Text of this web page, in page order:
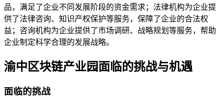
品，满足了企业不同发展阶段的资金需求；法律机构为企业提
供了法律咨询、知识产权保护等服务，保障了企业的合法权
益；咨询机构为企业提供了市场调研、战略规划等服务，帮助
企业制定科学合理的发展战略。
渝中区块链产业园面临的挑战与机遇
面临的挑战